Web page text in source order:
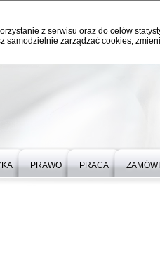
z serwisu oraz do celów
samodzielnie zarządzać cookies,
PRAWO PRACA